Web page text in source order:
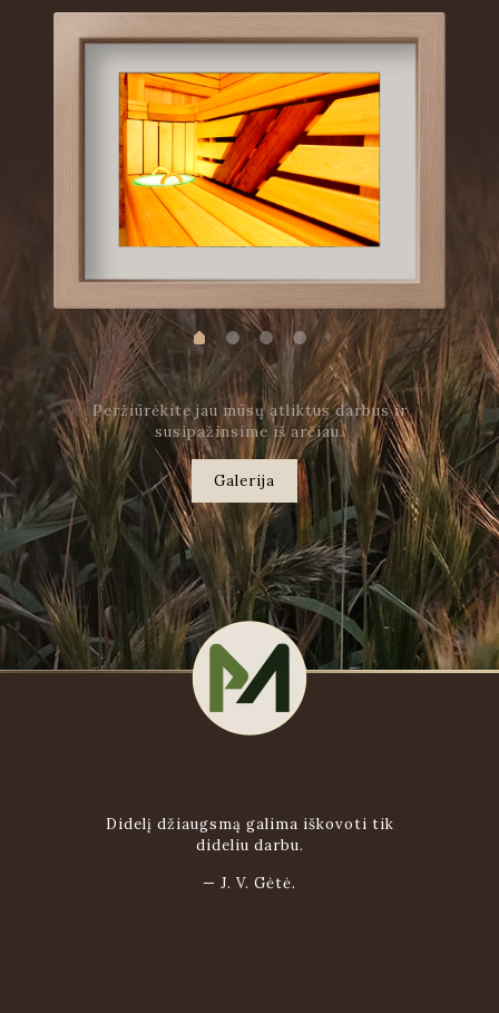
Peržiūrėkite jau mūsų atliktus darbus ir
susipažinsime iš arčiau.
Galerija
Didelį džiaugsmą galima iškovoti tik
dideliu darbu.
— J. V. Gėtė.